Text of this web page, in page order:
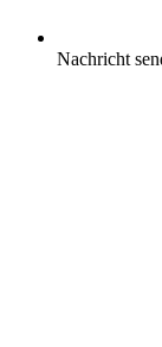
Nachricht